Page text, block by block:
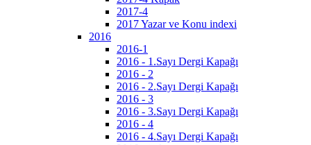
2017-4
2017 Yazar ve Konu indexi
2016
2016-1
2016 - 1.Sayı Dergi Kapağı
2016 - 2
2016 - 2.Sayı Dergi Kapağı
2016 - 3
2016 - 3.Sayı Dergi Kapağı
2016 - 4
2016 - 4.Sayı Dergi Kapağı